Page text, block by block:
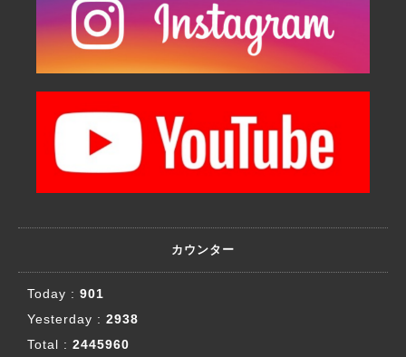
カウンター
Today : 901
Yesterday : 2938
Total : 2445960